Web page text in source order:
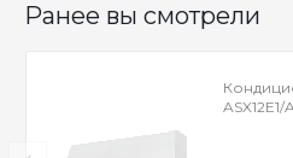
Ранее вы смотрели
ASX12E1/